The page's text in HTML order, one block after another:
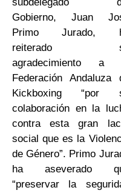
Gobierno, Juan
Primo Jurado,
reiterado
agradecimiento a
Federación Andaluza
Kickboxing “por
colaboración en la
contra esta gran
social que es la
de Género”. Primo
ha aseverado
“preservar la